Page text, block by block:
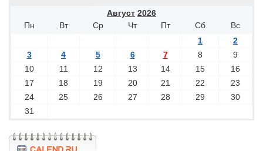
Август 2026
Пн
Вт Ср Чт Пт Сб
Вс
1
2
3
4 5 6 7 8
9
10
11 12 13 14 15
16
17
18 19 20 21 22
23
24
25 26 27 28 29
30
31